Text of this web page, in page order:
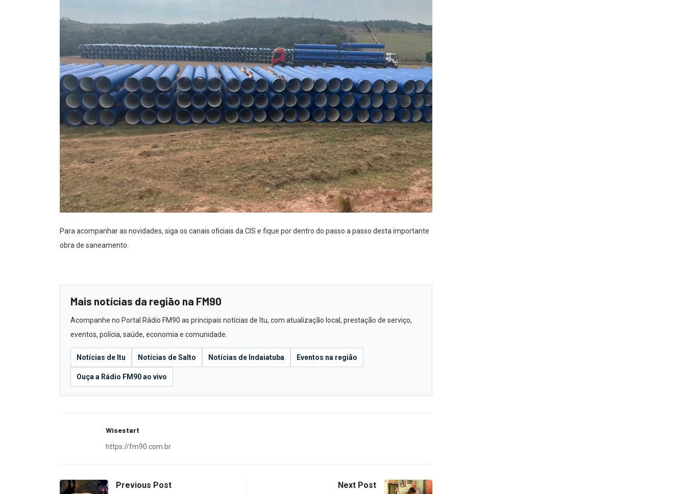
Para acompanhar as novidades, siga os canais oficiais da CIS e fique por dentro do passo a passo desta importante
obra de saneamento.
Mais notícias da região na FM90
Acompanhe no Portal Rádio FM90 as principais notícias de Itu, com atualização local, prestação de serviço,
eventos, polícia, saúde, economia e comunidade.
Notícias de Itu Notícias de Salto Notícias de Indaiatuba Eventos na região
Ouça a Rádio FM90 ao vivo
Wisestart
https://fm90.com.br
Previous Post Next Post